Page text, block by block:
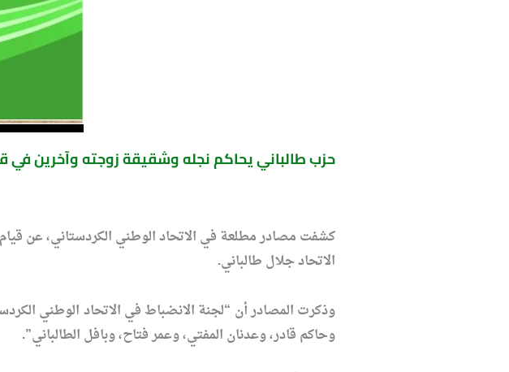
حزب طالباني يحاكم نجله وشقيقة زوجته وآخرين في
كشفت مصادر مطلعة في الاتحاد الوطني الكردستاني، عن
الاتحاد جلال طالباني.
وذكرت المصادر أن “لجنة الانضباط في الاتحاد الوطني
وحاكم قادر، وعدنان المفتي، وعمر فتاح، وبافل الطالباني”.